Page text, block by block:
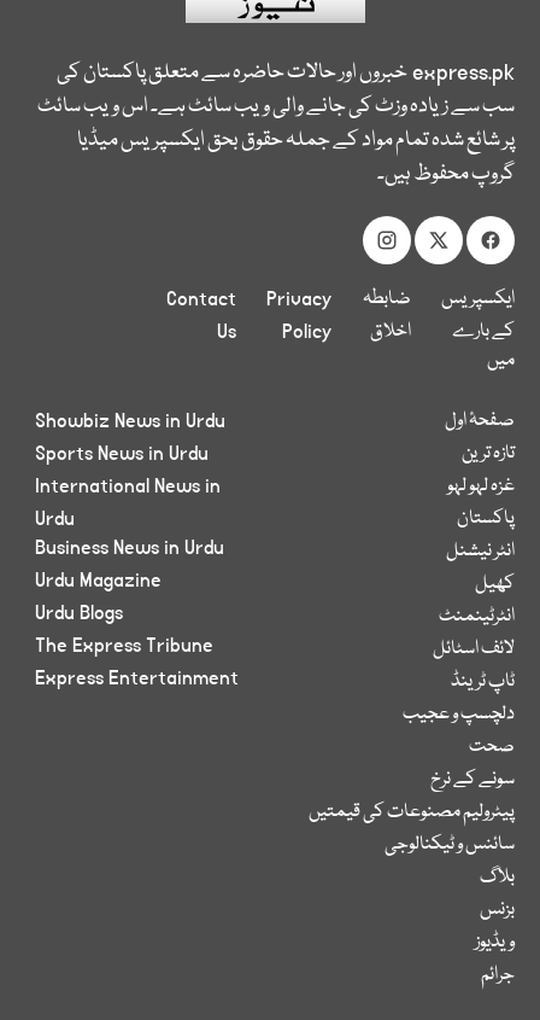
express.pkخبروں اور حالات حاضرہ سے متعلق پاکستان کی
سب سے زیادہ وزٹ کی جانے والی ویب سائٹ ہے۔ اس ویب سائٹ
پر شائع شدہ تمام مواد کے جملہ حقوق بحق ایکسپریس میڈیا
گروپ محفوظ ہیں۔
ایکسپریس
کے بارے
میں
ضابطہ
اخلاق
Privacy
Policy
Contact
Us
صفحۂ اول
تازہ ترین
غزہ لہو لہو
پاکستان
انٹر نیشنل
کھیل
انٹرٹینمنٹ
لائف اسٹائل
ٹاپ ٹرینڈ
دلچسپ و عجیب
صحت
سونے کے نرخ
پیٹرولیم مصنوعات کی قیمتیں
سائنس و ٹیکنالوجی
بلاگ
بزنس
ویڈیوز
جرائم
Showbiz News in Urdu
Sports News in Urdu
International News in
Urdu
Business News in Urdu
Urdu Magazine
Urdu Blogs
The Express Tribune
Express Entertainment